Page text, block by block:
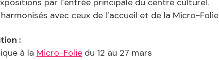
par l’entrée principale du centre culturel.
avec ceux de l’accueil et de la Micro-Folie
:
à la Micro-Folie du 12 au 27 mars